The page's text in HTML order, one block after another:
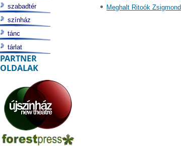
Meghalt Ritoók Zsigmond
szabadtér
színház
tánc
tárlat
PARTNER
OLDALAK